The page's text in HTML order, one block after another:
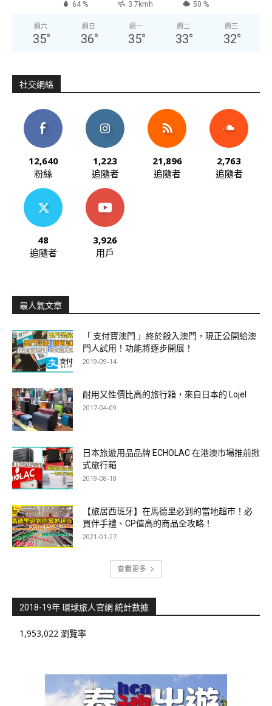
64 % 3.7kmh 50 %
週六
35°
週日
36°
週一
35°
週二
33°
週三
32°
社交網絡
12,640
粉絲
1,223
追隨者
21,896
追隨者
2,763
追隨者
48
追隨者
3,926
用戶
最人氣文章
「 支付寶澳門 」終於殺入澳門，現正公開給澳
門人試用！功能將逐步開展！
2019-09-14
耐用又性價比高的旅行箱，來自日本的 Lojel
2017-04-09
日本旅遊用品品牌 ECHOLAC 在港澳市場推前掀
式旅行箱
2019-08-18
【旅居西班牙】在馬德里必到的當地超市！必
買伴手禮、CP值高的商品全攻略！
2021-01-27
查看更多
2018-19年 環球旅人官網 統計數據
1,953,022 瀏覽率